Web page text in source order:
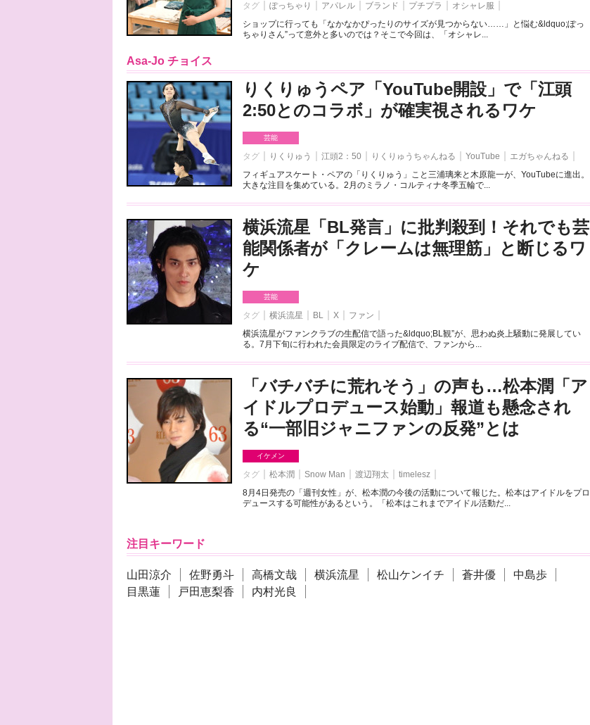
タグ ぽっちゃり アパレル ブランド プチプラ
オシャレ服
ショップに行っても「なかなかぴったりのサイズが見つからない……」と悩む&ldquo;ぽっ
ちゃりさん”って意外と多いのでは？そこで今回は、「オシャレ...
Asa-Jo チョイス
りくりゅうペア「YouTube開設」で「江頭
2:50とのコラボ」が確実視されるワケ
芸能
タグ りくりゅう 江頭2：50 りくりゅうちゃんねる YouTube
エガちゃんねる
フィギュアスケート・ペアの「りくりゅう」こと三浦璃来と木原龍一が、YouTubeに進出。
大きな注目を集めている。2月のミラノ・コルティナ冬季五輪で...
横浜流星「BL発言」に批判殺到！それでも芸
能関係者が「クレームは無理筋」と断じるワ
ケ
芸能
タグ 横浜流星 BL X
ファン
横浜流星がファンクラブの生配信で語った&ldquo;BL観”が、思わぬ炎上騒動に発展してい
る。7月下旬に行われた会員限定のライブ配信で、ファンから...
「バチバチに荒れそう」の声も…松本潤「ア
イドルプロデュース始動」報道も懸念され
る“一部旧ジャニファンの反発”とは
イケメン
タグ 松本潤 Snow Man 渡辺翔太
timelesz
8月4日発売の「週刊女性」が、松本潤の今後の活動について報じた。松本はアイドルをプロ
デュースする可能性があるという。「松本はこれまでアイドル活動だ...
注目キーワード
山田涼介 佐野勇斗 高橋文哉 横浜流星 松山ケンイチ 蒼井優
中島歩
目黒蓮
戸田恵梨香 内村光良